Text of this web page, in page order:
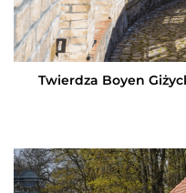
Twierdza Boyen